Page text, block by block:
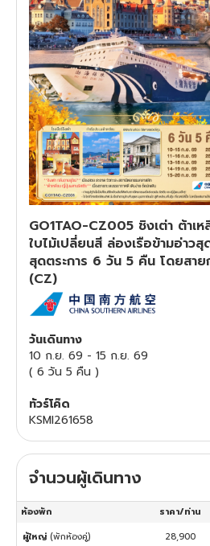
GO1TAO-CZ005 ชิงเต่า ต้าเ
ใบไม้เปลี่ยนสี ล่องเรือข้ามอ่าว
สุดตระการ 6 วัน 5 คืน โดยสาย
(CZ)
วันเดินทาง
10 ก.ย. 69 - 15 ก.ย. 69
( 6 วัน 5 คืน )
ทัวร์โค๊ด
KSMI261658
จำนวนผู้เดินทาง
ห้องพัก ราคา/ท่าน
ผู้ใหญ่ (พักห้องคู่) 28,900
ทัวร์สิงคโปร์
ทัวร์ตุรเคีย
ทัวร์สวิตเซอร์แลนด์
ทัวร์พม่า
ทัวร์ลาว
ทัวร์มัลดีฟส์
ทัวร์เวียดนาม
ทัวร์อียิปต์
ทัวร์จอร์เจีย
ทัวร์อินเดีย
ทัวร์บาหลี
ทัวร์นิวซีแลนด์
ทัวร์ออสเตรเลีย